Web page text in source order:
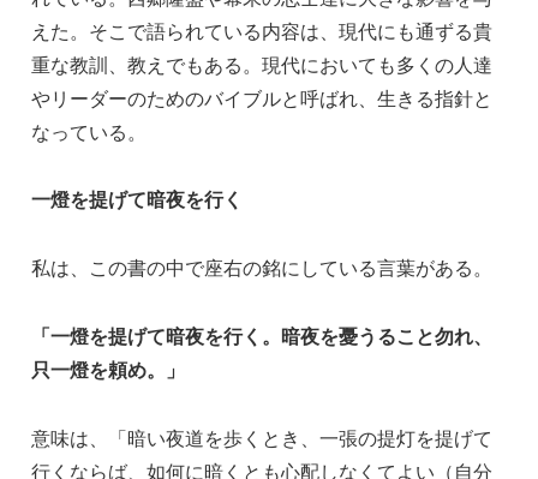
えた。そこで語られている内容は、現代にも通ずる貴
重な教訓、教えでもある。現代においても多くの人達
やリーダーのためのバイブルと呼ばれ、生きる指針と
なっている。
一燈を提げて暗夜を行く
私は、この書の中で座右の銘にしている言葉がある。
「一燈を提げて暗夜を行く。暗夜を憂うること勿れ、
只一燈を頼め。」
意味は、「暗い夜道を歩くとき、一張の提灯を提げて
行くならば、如何に暗くとも心配しなくてよい（自分